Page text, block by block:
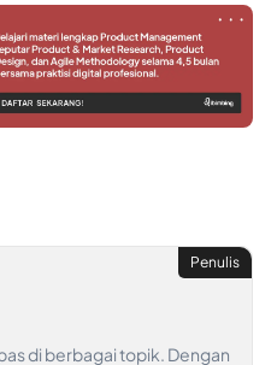
Penulis
di berbagai topik. Dengan